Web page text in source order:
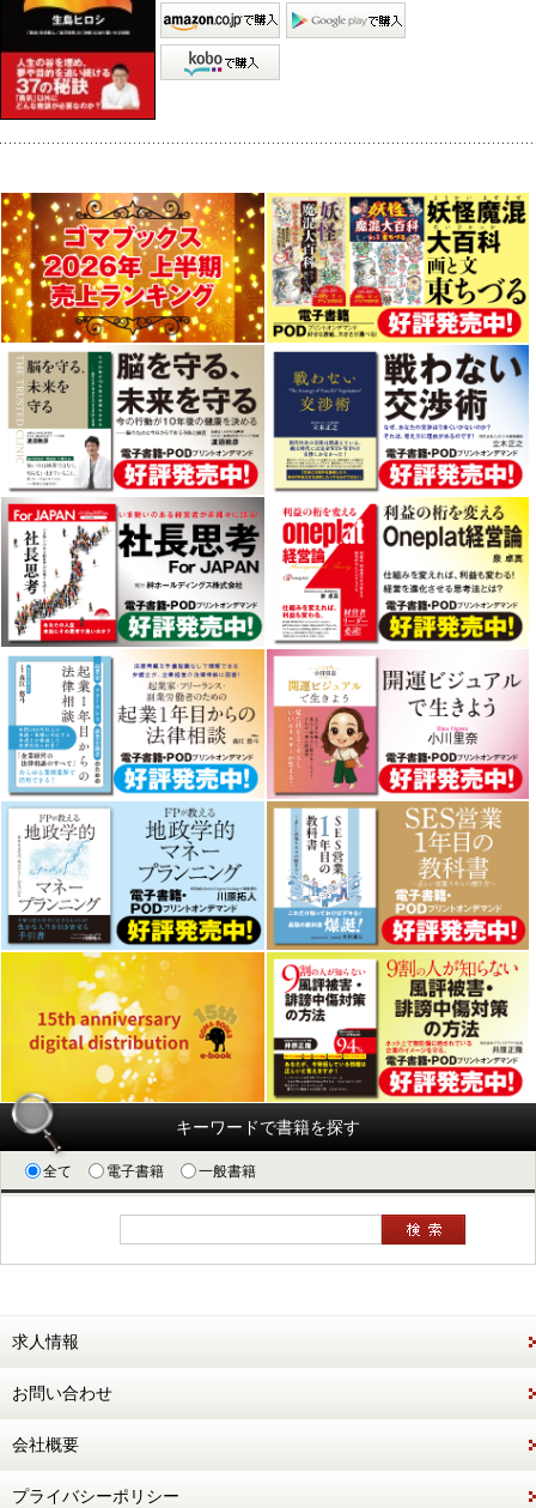
キーワードで書籍を探す
全て 電子書籍 一般書籍
求人情報
お問い合わせ
会社概要
プライバシーポリシー